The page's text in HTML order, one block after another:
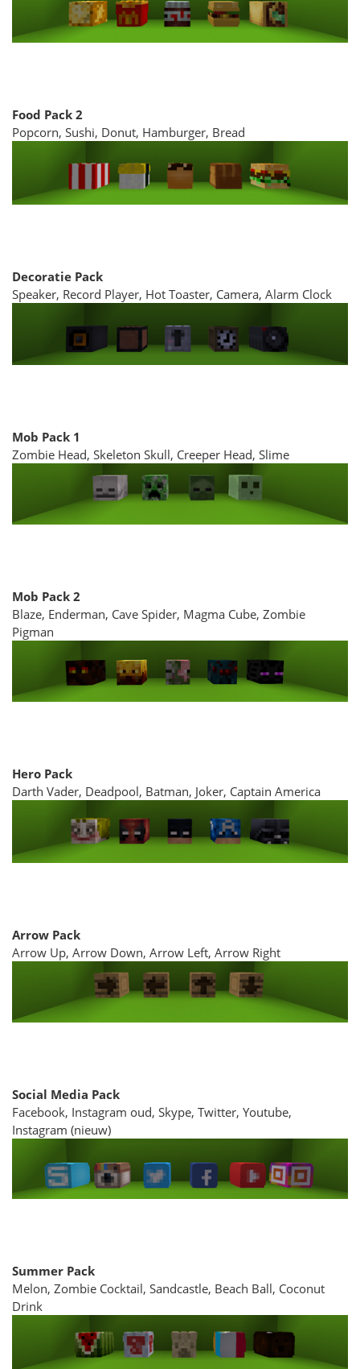
Food Pack 2
Popcorn, Sushi, Donut, Hamburger, Bread
Decoratie Pack
Speaker, Record Player, Hot Toaster, Camera, Alarm Clock
Mob Pack 1
Zombie Head, Skeleton Skull, Creeper Head, Slime
Mob Pack 2
Blaze, Enderman, Cave Spider, Magma Cube, Zombie
Pigman
Hero Pack
Darth Vader, Deadpool, Batman, Joker, Captain America
Arrow Pack
Arrow Up, Arrow Down, Arrow Left, Arrow Right
Social Media Pack
Facebook, Instagram oud, Skype, Twitter, Youtube,
Instagram (nieuw)
Summer Pack
Melon, Zombie Cocktail, Sandcastle, Beach Ball, Coconut
Drink